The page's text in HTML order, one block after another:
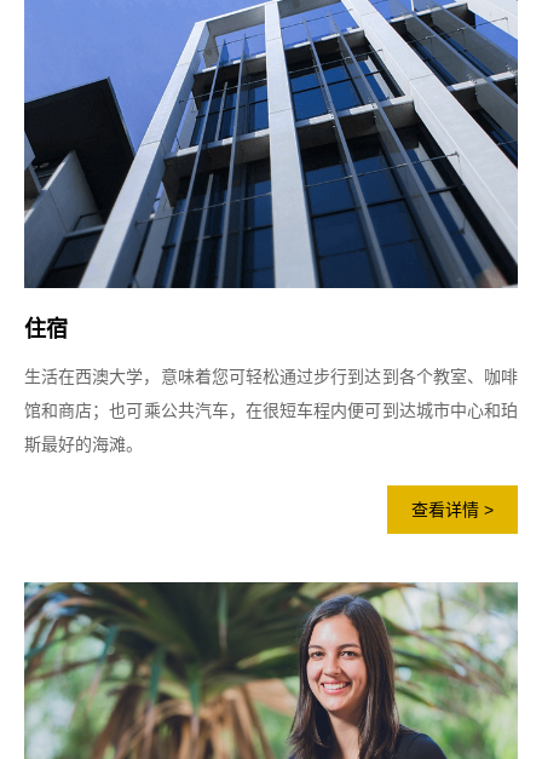
住宿
生活在西澳大学，意味着您可轻松通过步行到达到各个教室、咖啡
馆和商店；也可乘公共汽车，在很短车程内便可到达城市中心和珀
斯最好的海滩。
查看详情 >